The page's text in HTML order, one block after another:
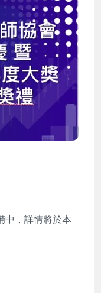
中，詳情將於本